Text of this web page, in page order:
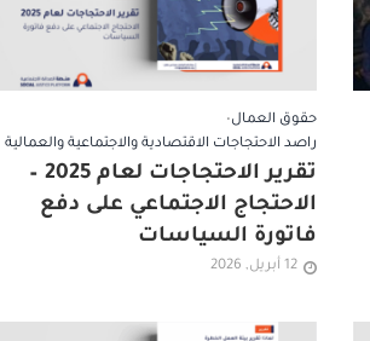
حقوق العمال•
راصد الاحتجاجات الاقتصادية والاجتماعية والعمالية
تقرير الاحتجاجات لعام 2025 –
الاحتجاج الاجتماعي على دفع
فاتورة السياسات
12 أبريل, 2026